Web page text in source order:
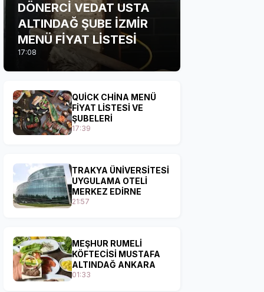
DÖNERCİ VEDAT USTA
ALTINDAĞ ŞUBE İZMİR
MENÜ FİYAT LİSTESİ
17:08
QUİCK CHİNA MENÜ
FİYAT LİSTESİ VE
ŞUBELERİ
17:39
TRAKYA ÜNİVERSİTESİ
UYGULAMA OTELİ
MERKEZ EDİRNE
21:57
MEŞHUR RUMELİ
KÖFTECİSİ MUSTAFA
ALTINDAĞ ANKARA
01:33